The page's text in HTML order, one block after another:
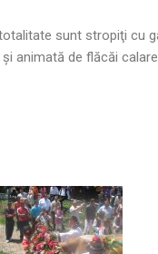
sunt stropiţi cu
animată de flăcăi